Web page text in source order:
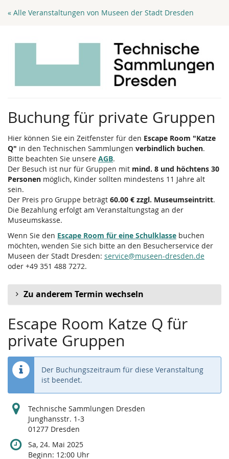
Zum
« Alle Veranstaltungen von Museen der Stadt Dresden
Buchung für private Gruppen
Hier können Sie ein Zeitfenster für den Escape Room "Katze
Q" in den Technischen Sammlungen verbindlich buchen.
Bitte beachten Sie unsere AGB.
Der Besuch ist nur für Gruppen mit mind. 8 und höchtens 30
Personen möglich, Kinder sollten mindestens 11 Jahre alt
sein.
Der Preis pro Gruppe beträgt 60.00 € zzgl. Museumseintritt.
Die Bezahlung erfolgt am Veranstaltungstag an der
Museumskasse.
Wenn Sie den Escape Room für eine Schulklasse buchen
möchten, wenden Sie sich bitte an den Besucherservice der
Museen der Stadt Dresden: service@museen-dresden.de
oder +49 351 488 7272.
Zu anderem Termin wechseln
Escape Room Katze Q für
private Gruppen
Der Buchungszeitraum für diese Veranstaltung
ist beendet.
Technische Sammlungen Dresden
Junghansstr. 1-3
01277 Dresden
Sa, 24. Mai 2025
Beginn: 12:00 Uhr